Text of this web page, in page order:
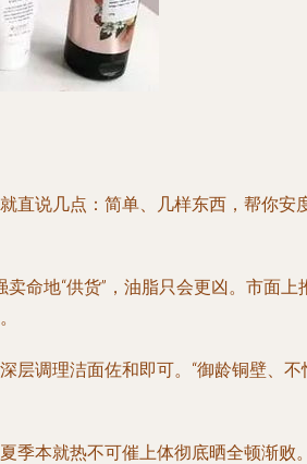
说几点：简单、几样东西，帮你安
地“供货”，油脂只会更凶。市面上
层调理洁面佐和即可。“御龄铜壁、
季本就热不可催上体彻底晒全顿渐败